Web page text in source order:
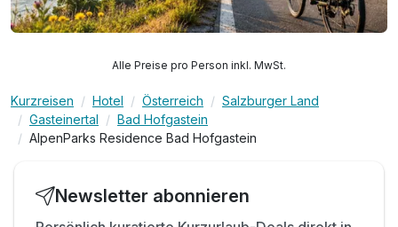
Alle Preise pro Person inkl. MwSt.
Kurzreisen Hotel Österreich
Salzburger Land
Gasteinertal
Bad Hofgastein
AlpenParks Residence Bad Hofgastein
Newsletter abonnieren